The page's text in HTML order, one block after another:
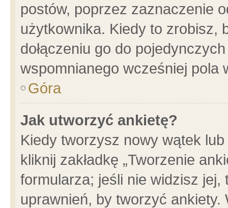
postów, poprzez zaznaczenie
użytkownika. Kiedy to zrobisz,
dołączeniu go do
wspomnianego wcześniej pola
Góra
Jak utworzyć ankietę?
Kiedy tworzysz nowy wątek
kliknij zakładkę „Tworzenie
formularza; jeśli nie widzisz
uprawnień, by tworzyć ankiety.